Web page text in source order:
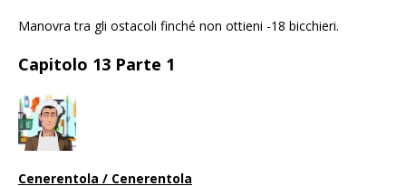
Manovra tra gli ostacoli finché non ottieni -18 bicchieri.
Capitolo 13 Parte 1
Cenerentola / Cenerentola